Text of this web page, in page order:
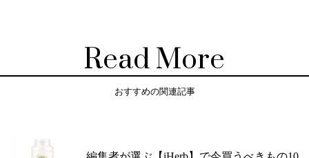
Read More
おすすめの関連記事